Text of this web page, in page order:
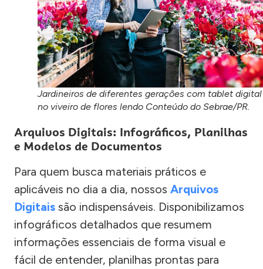
Jardineiros de diferentes gerações com tablet digital
no viveiro de flores lendo Conteúdo do Sebrae/PR.
Arquivos Digitais: Infográficos, Planilhas
e Modelos de Documentos
Para quem busca materiais práticos e
aplicáveis no dia a dia, nossos Arquivos
Digitais são indispensáveis. Disponibilizamos
infográficos detalhados que resumem
informações essenciais de forma visual e
fácil de entender, planilhas prontas para